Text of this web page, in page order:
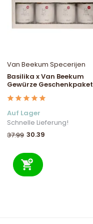
Van Beekum Specerijen
Basilika x Van Beekum
Gewürze Geschenkpaket
Auf Lager
Schnelle Lieferung!
37.99 30.39